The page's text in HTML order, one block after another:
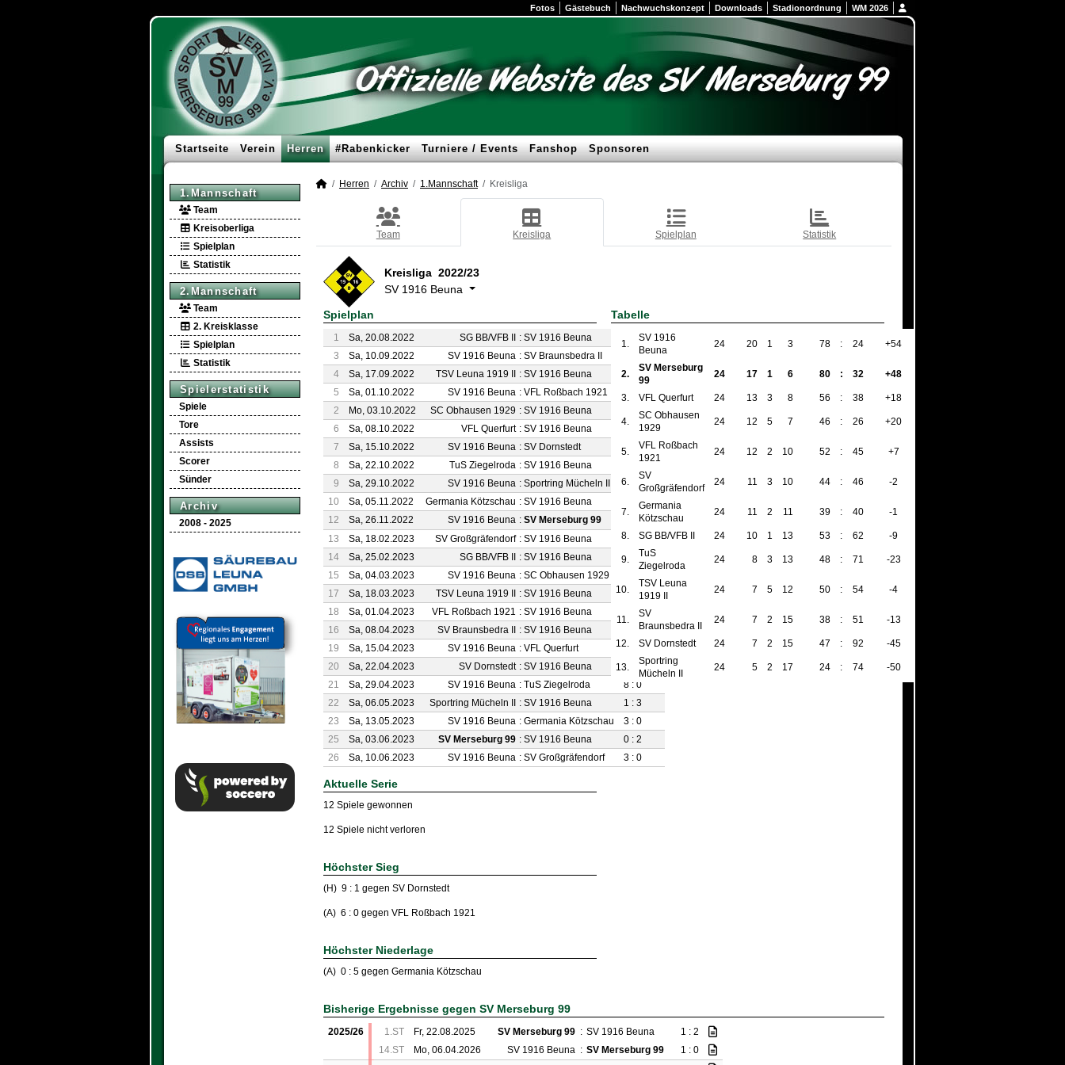
Fotos Gästebuch Nachwuchskonzept Downloads Stadionordnung WM 2026
Startseite Verein Herren #Rabenkicker Turniere / Events Fanshop Sponsoren
1.Mannschaft
Team
Kreisoberliga
Spielplan
Statistik
2.Mannschaft
Team
2. Kreisklasse
Spielplan
Statistik
Spielerstatistik
Spiele
Tore
Assists
Scorer
Sünder
Archiv
2008 - 2025
Herren Archiv 1.Mannschaft Kreisliga
Team Kreisliga Spielplan Statistik
Kreisliga 2022/23
SV 1916 Beuna
Spielplan
1 Sa, 20.08.2022 SG BB/VFB II : SV 1916 Beuna
2 : 5
3
Sa, 10.09.2022 SV 1916 Beuna : SV Braunsbedra II
2 : 2
4
Sa, 17.09.2022 TSV Leuna 1919 II : SV 1916 Beuna
2 : 3
5
Sa, 01.10.2022 SV 1916 Beuna : VFL Roßbach 1921
1 : 0
2
Mo, 03.10.2022 SC Obhausen 1929 : SV 1916 Beuna
3 : 0
6
Sa, 08.10.2022 VFL Querfurt : SV 1916 Beuna
0 : 3
7
Sa, 15.10.2022 SV 1916 Beuna : SV Dornstedt
9 : 1
8
Sa, 22.10.2022 TuS Ziegelroda : SV 1916 Beuna
9
Sa, 29.10.2022 SV 1916 Beuna : Sportring Mücheln II
4 : 0
10
Sa, 05.11.2022 Germania Kötzschau : SV 1916 Beuna
5 : 0
12
Sa, 26.11.2022 SV 1916 Beuna : SV Merseburg 99
4 : 0
13
Sa, 18.02.2023 SV Großgräfendorf : SV 1916 Beuna
1 : 0
14
Sa, 25.02.2023 SG BB/VFB II : SV 1916 Beuna
2 : 4
15
Sa, 04.03.2023 SV 1916 Beuna : SC Obhausen 1929
17
Sa, 18.03.2023 TSV Leuna 1919 II : SV 1916 Beuna
4 : 6
18
Sa, 01.04.2023 VFL Roßbach 1921 : SV 1916 Beuna
0 : 6
16
Sa, 08.04.2023 SV Braunsbedra II : SV 1916 Beuna
0 : 1
19
Sa, 15.04.2023 SV 1916 Beuna : VFL Querfurt
3 : 0
20
Sa, 22.04.2023 SV Dornstedt : SV 1916 Beuna
0 : 4
21
Sa, 29.04.2023 SV 1916 Beuna : TuS Ziegelroda
8 : 0
22
Sa, 06.05.2023 Sportring Mücheln II : SV 1916 Beuna
1 : 3
23
Sa, 13.05.2023 SV 1916 Beuna : Germania Kötzschau
3 : 0
25
Sa, 03.06.2023 SV Merseburg 99 : SV 1916 Beuna
0 : 2
26
Sa, 10.06.2023 SV 1916 Beuna : SV Großgräfendorf 3 : 0
Tabelle
1.
SV 1916
Beuna
24 20 1 3 78 : 24 +54
2.
SV Merseburg
99
24 17 1 6 80 : 32 +48
3. VFL Querfurt 24 13 3 8 56 : 38 +18
4.
SC Obhausen
1929
24 12 5 7 46 : 26 +20
5.
VFL Roßbach
1921
24 12 2 10 52 : 45 +7
6.
SV
Großgräfendorf
24 11 3 10 44 : 46 -2
7.
Germania
Kötzschau
24 11 2 11 39 : 40 -1
8. SG BB/VFB II 24 10 1 13 53 : 62 -9
9.
TuS
Ziegelroda
24 8 3 13 48 : 71 -23
10.
TSV Leuna
1919 II
24 7 5 12 50 : 54 -4
11.
SV
Braunsbedra II
24 7 2 15 38 : 51 -13
12. SV Dornstedt 24 7 2 15 47 : 92 -45
13.
Sportring
Mücheln II
24 5 2 17 24 : 74 -50
Aktuelle Serie
12 Spiele gewonnen
12 Spiele nicht verloren
Höchster Sieg
(H) 9 : 1 gegen SV Dornstedt
(A) 6 : 0 gegen VFL Roßbach 1921
Höchster Niederlage
(A) 0 : 5 gegen Germania Kötzschau
Bisherige Ergebnisse gegen SV Merseburg 99
2025/26 1.ST Fr, 22.08.2025 SV Merseburg 99 : SV 1916 Beuna
1 : 2
14.ST
Mo, 06.04.2026 SV 1916 Beuna : SV Merseburg 99
1 : 0